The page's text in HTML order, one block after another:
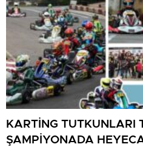
KARTİNG TUTKUNLARI
ŞAMPİYONADA